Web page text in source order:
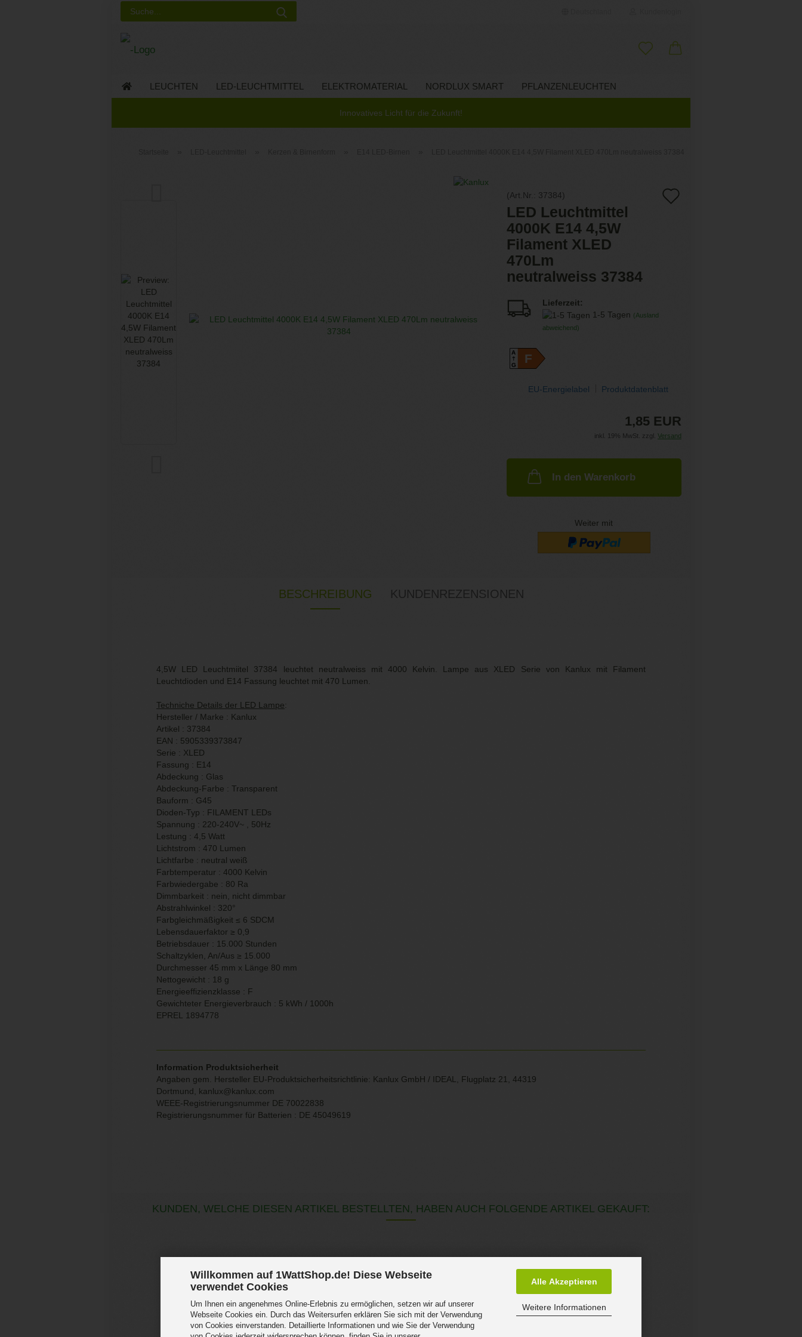
Willkommen auf 1WattShop.de! Diese Webseite
verwendet Cookies
Um Ihnen ein angenehmes Online-Erlebnis zu ermöglichen, setzen wir auf unserer
Webseite Cookies ein. Durch das Weitersurfen erklären Sie sich mit der Verwendung
von Cookies einverstanden. Detaillierte Informationen und wie Sie der Verwendung
Alle Akzeptieren
Weitere Informationen
Passwort vergessen?
Innovatives Licht für die Zukunft!
LEUCHTEN LED-LEUCHTMITTEL ELEKTROMATERIAL NORDLUX SMART PFLANZENLEUCHTEN
(Art.Nr.: 37384)
LED Leuchtmittel
4000K E14 4,5W
Filament XLED
470Lm
neutralweiss 37384
Lieferzeit:
1-5 Tagen (Ausland
abweichend)
A
GF
EU-Energielabel Produktdatenblatt
1,85 EUR
inkl. 19% MwSt. zzgl. Versand
In den Warenkorb
Weiter mit
BESCHREIBUNG KUNDENREZENSIONEN
4,5W LED Leuchtmiitel 37384 leuchtet neutralweiss mit 4000 Kelvin. Lampe aus XLED Serie von Kanlux mit Filament
Leuchtdioden und E14 Fassung leuchtet mit 470 Lumen.
Techniche Details der LED Lampe:
Hersteller / Marke : Kanlux
Artikel : 37384
EAN : 5905339373847
Serie : XLED
Fassung : E14
Abdeckung : Glas
Abdeckung-Farbe : Transparent
Bauform : G45
Dioden-Typ : FILAMENT LEDs
Spannung : 220-240V~ , 50Hz
Lestung : 4,5 Watt
Lichtstrom : 470 Lumen
Lichtfarbe : neutral weiß
Farbtemperatur : 4000 Kelvin
Farbwiedergabe : 80 Ra
Dimmbarkeit : nein, nicht dimmbar
Abstrahlwinkel : 320°
Farbgleichmäßigkeit ≤ 6 SDCM
Lebensdauerfaktor ≥ 0,9
Betriebsdauer : 15.000 Stunden
Schaltzyklen, An/Aus ≥ 15.000
Durchmesser 45 mm x Länge 80 mm
Nettogewicht : 18 g
Energieeffizienzklasse : F
Gewichteter Energieverbrauch : 5 kWh / 1000h
EPREL 1894778
Information Produktsicherheit
Angaben gem. Hersteller EU-Produktsicherheitsrichtlinie: Kanlux GmbH / IDEAL, Flugplatz 21, 44319
Dortmund, kanlux@kanlux.com
WEEE-Registrierungsnummer DE 70022838
Registrierungsnummer für Batterien : DE 45049619
KUNDEN, WELCHE DIESEN ARTIKEL BESTELLTEN, HABEN AUCH FOLGENDE ARTIKEL GEKAUFT: